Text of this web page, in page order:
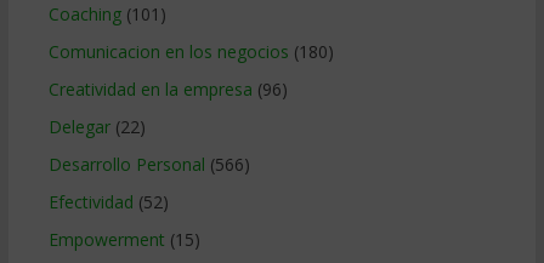
Coaching(101)
Comunicacion en los negocios (180)
Creatividad en la empresa (96)
Delegar(22)
Desarrollo Personal (566)
Efectividad (52)
Empowerment (15)